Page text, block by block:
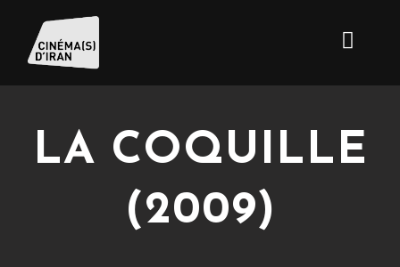
LA COQUILLE
(2009)